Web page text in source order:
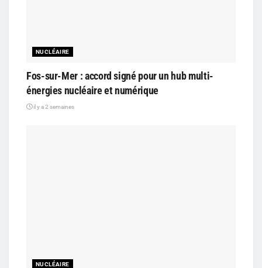
NUCLÉAIRE
Fos-sur-Mer : accord signé pour un hub multi-
énergies nucléaire et numérique
il y a 2 semaines
NUCLÉAIRE